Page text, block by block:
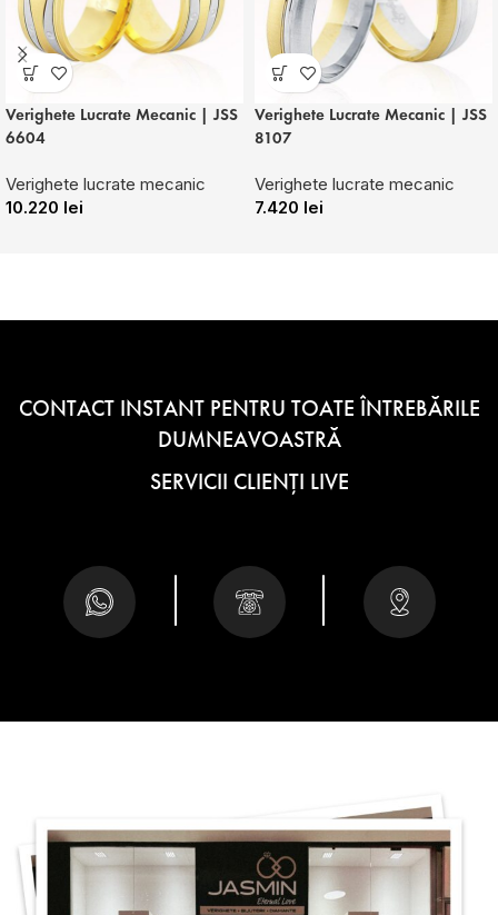
Verighete Lucrate Mecanic | JSS
6604
Verighete lucrate mecanic
10.220 lei
Verighete Lucrate Mecanic | JSS
8107
Verighete lucrate mecanic
7.420 lei
CONTACT INSTANT PENTRU TOATE ÎNTREBĂRILE
DUMNEAVOASTRĂ
SERVICII CLIENȚI LIVE